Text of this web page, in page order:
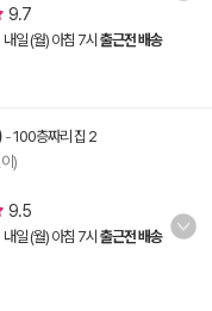
9.7
내일 (월) 아침 7시 출근전 배송
-100층짜리 집 2
)
9.5
내일 (월) 아침 7시 출근전 배송